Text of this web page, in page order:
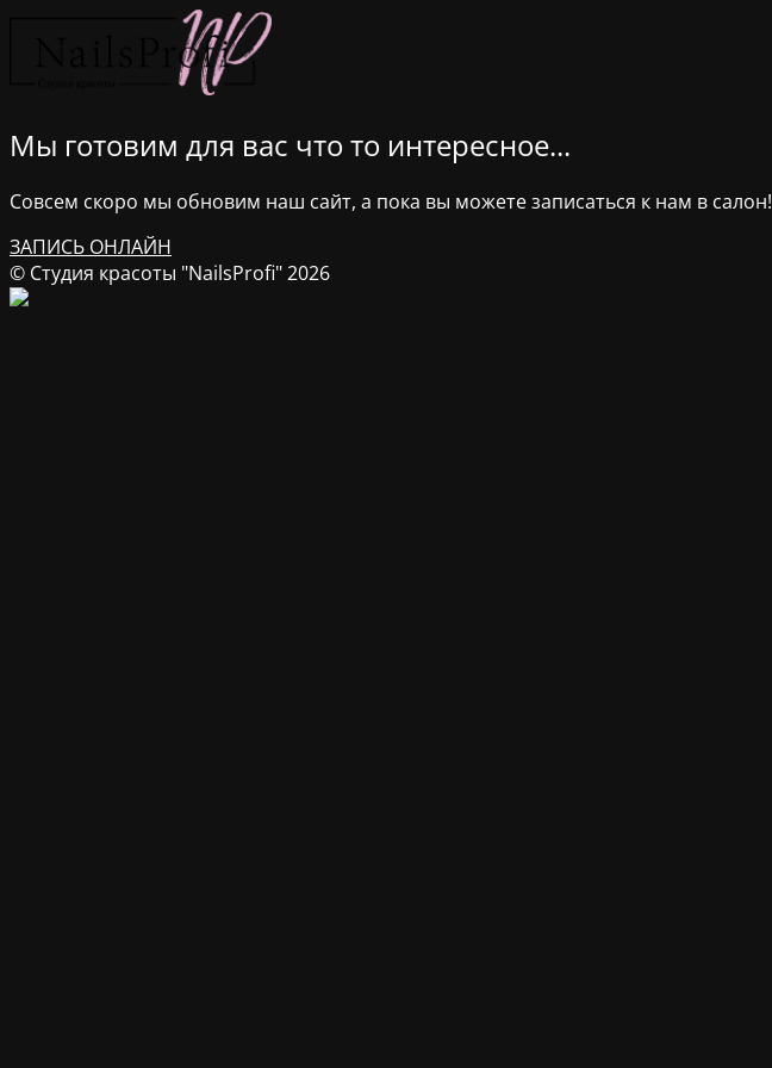
Мы готовим для вас что то интересное...
Совсем скоро мы обновим наш сайт, а пока вы можете записаться к нам в салон!
ЗАПИСЬ ОНЛАЙН
© Студия красоты "NailsProfi" 2026